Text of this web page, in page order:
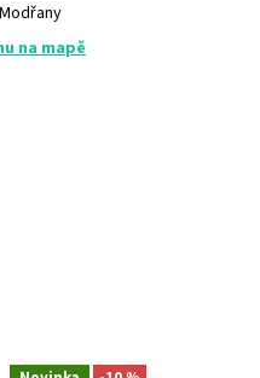
na mapě